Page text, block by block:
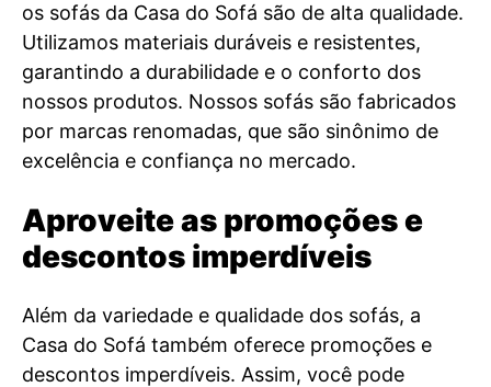
os sofás da Casa do Sofá são de alta qualidade.
Utilizamos materiais duráveis e resistentes,
garantindo a durabilidade e o conforto dos
nossos produtos. Nossos sofás são fabricados
por marcas renomadas, que são sinônimo de
excelência e confiança no mercado.
Aproveite as promoções e
descontos imperdíveis
Além da variedade e qualidade dos sofás, a
Casa do Sofá também oferece promoções e
descontos imperdíveis. Assim, você pode